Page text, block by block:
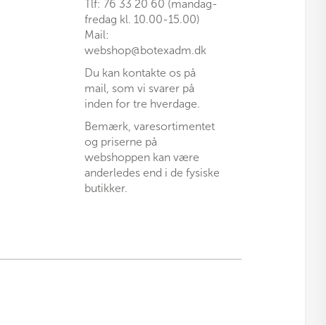
Tlf: 76 33 20 60 (mandag-
fredag kl. 10.00-15.00)
Mail:
webshop@botexadm.dk
Du kan kontakte os på
mail, som vi svarer på
inden for tre hverdage.
Bemærk, varesortimentet
og priserne på
webshoppen kan være
anderledes end i de fysiske
butikker.